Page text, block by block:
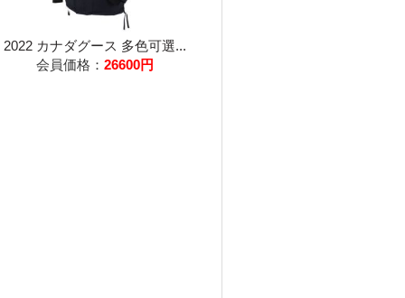
2022 カナダグース 多色可選...
会員価格： 26600円